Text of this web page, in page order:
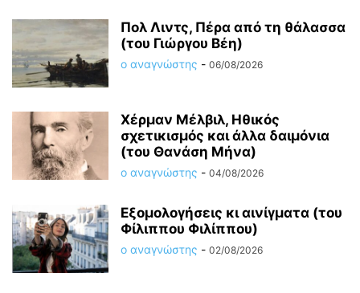
Πολ Λιντς, Πέρα από τη θάλασσα
(του Γιώργου Βέη)
ο αναγνώστης - 06/08/2026
Χέρμαν Μέλβιλ, Ηθικός
σχετικισμός και άλλα δαιμόνια
(του Θανάση Μήνα)
ο αναγνώστης - 04/08/2026
Εξομολογήσεις κι αινίγματα (του
Φίλιππου Φιλίππου)
ο αναγνώστης - 02/08/2026